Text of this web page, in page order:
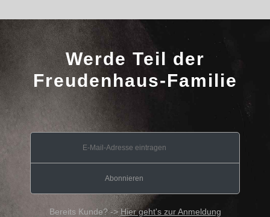
Werde Teil der
Freudenhaus-Familie
Bereits Kunde? ->Hier geht's zur Anmeldung